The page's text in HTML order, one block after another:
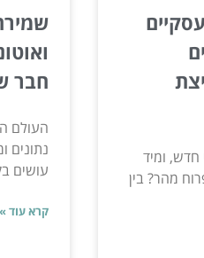
חדש, ומיד
מהר? בין
חבר
העולם
נתונים
עושים
קרא עוד »